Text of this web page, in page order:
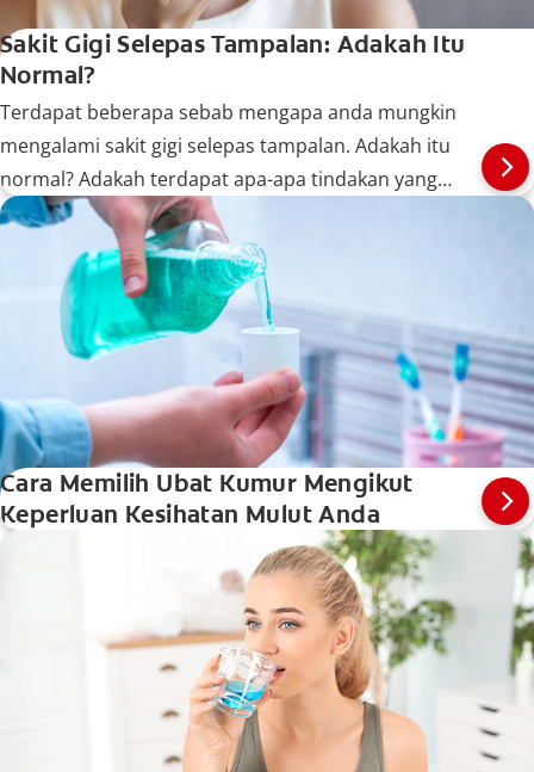
Sakit Gigi Selepas Tampalan: Adakah Itu
Normal?
Terdapat beberapa sebab mengapa anda mungkin
mengalami sakit gigi selepas tampalan. Adakah itu
normal? Adakah terdapat apa-apa tindakan yang
boleh anda lakukan? Ketahui lebih lanjut di sini.
Cara Memilih Ubat Kumur Mengikut
Keperluan Kesihatan Mulut Anda